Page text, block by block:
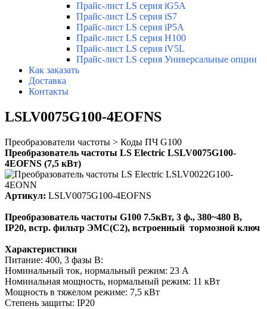
Прайс-лист LS серия iG5A
Прайс-лист LS серия iS7
Прайс-лист LS серия iP5A
Прайс-лист LS серия H100
Прайс-лист LS серия iV5L
Прайс-лист LS серия Универсальные опции
Как заказать
Доставка
Контакты
LSLV0075G100-4EOFNS
Преобразователи частоты > Коды ПЧ G100
Преобразователь частоты LS Electric LSLV0075G100-
4EOFNS (7,5 кВт)
Артикул: LSLV0075G100-4EOFNS
Преобразователь частоты G100 7.5кВт, 3 ф., 380~480 В,
IP20, встр. фильтр ЭМС(C2), встроенный тормозной ключ
Характеристики
Питание: 400, 3 фазы В:
Номинальный ток, нормальный режим: 23 А
Номинальная мощность, нормальный режим: 11 кВт
Мощность в тяжелом режиме: 7,5 кВт
Степень защиты: IP20